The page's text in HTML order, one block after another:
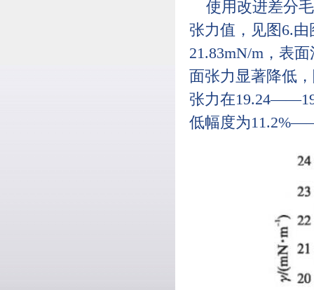
使用改进差分
张力值，见图6.
21.83mN/m，表
面张力显著降低
张力在
低幅度为